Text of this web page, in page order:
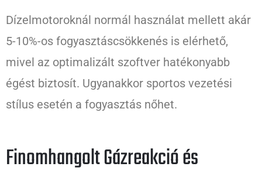
Dízelmotoroknál normál használat mellett akár
5-10%-os fogyasztáscsökkenés is elérhető,
mivel az optimalizált szoftver hatékonyabb
égést biztosít. Ugyanakkor sportos vezetési
stílus esetén a fogyasztás nőhet.
Finomhangolt Gázreakció és